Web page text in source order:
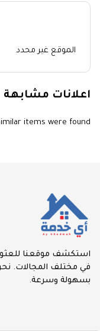
الموقع غير محدد
اعلانات مشابهة
items were found
استكشف موقعنا
في مختلف المجالات.
بسهولة وسرعة.